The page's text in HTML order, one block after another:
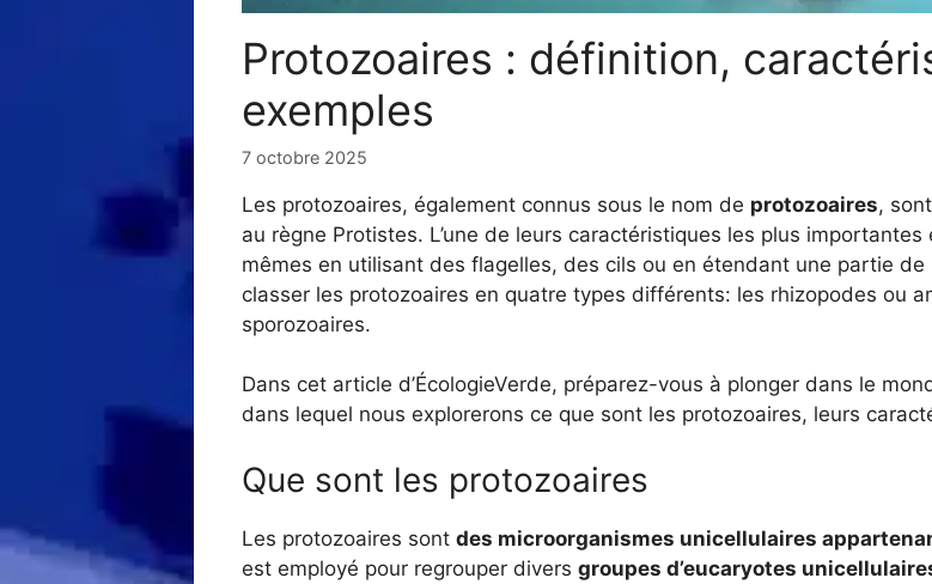
Protozoaires : définition,
exemples
7 octobre 2025
Les protozoaires, également connus sous le nom de protozoaires,
au règne Protistes. L’une de leurs caractéristiques les plus
mêmes en utilisant des flagelles, des cils ou en étendant une partie
classer les protozoaires en quatre types différents: les rhizopodes ou
sporozoaires.
Dans cet article d’ÉcologieVerde, préparez-vous à plonger dans le
dans lequel nous explorerons ce que sont les protozoaires, leurs
Que sont les protozoaires
Les protozoaires sont des microorganismes unicellulaires
est employé pour regrouper divers groupes d’eucaryotes